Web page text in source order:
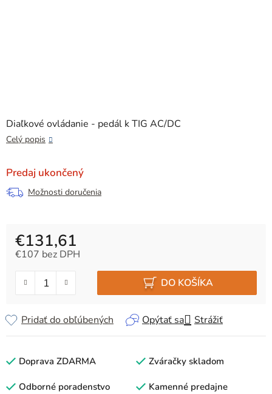
Diaľkové ovládanie - pedál k TIG AC/DC
Celý popis
Predaj ukončený
Možnosti doručenia
€131,61
€107 bez DPH
DO KOŠÍKA
Opýtať sa Strážiť
Pridať do obľúbených
Doprava ZDARMA Zváračky skladom
Odborné poradenstvo Kamenné predajne